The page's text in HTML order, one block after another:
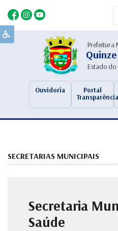
Prefeitura
Estado do
Ouvidoria
Portal
Transparência
SECRETARIAS MUNICIPAIS
Secretaria
Saúde